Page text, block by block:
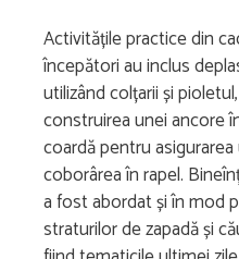
Activitățile practice din
începători au inclus
utilizând colțarii și
construirea unei ancore
coardă pentru
coborârea în rapel.
a fost abordat și în mod
straturilor de zapadă și